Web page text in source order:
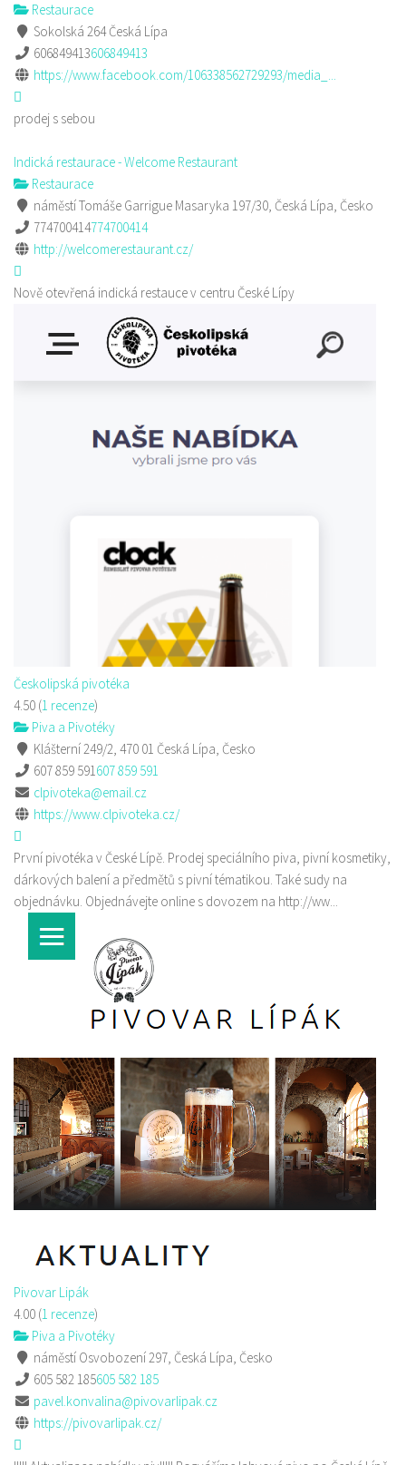
Restaurace
Sokolská 264 Česká Lípa
606849413606849413
https://www.facebook.com/106338562729293/media_...
prodej s sebou
Indická restaurace - Welcome Restaurant
Restaurace
náměstí Tomáše Garrigue Masaryka 197/30, Česká Lípa, Česko
774700414774700414
http://welcomerestaurant.cz/
Nově otevřená indická restauce v centru České Lípy
Českolipská pivotéka
4.50 (1 recenze)
Piva a Pivotéky
Klášterní 249/2, 470 01 Česká Lípa, Česko
607 859 591607 859 591
clpivoteka@email.cz
https://www.clpivoteka.cz/
První pivotéka v České Lípě. Prodej speciálního piva, pivní kosmetiky,
dárkových balení a předmětů s pivní tématikou. Také sudy na
objednávku. Objednávejte online s dovozem na http://ww...
Pivovar Lipák
4.00 (1 recenze)
Piva a Pivotéky
náměstí Osvobození 297, Česká Lípa, Česko
605 582 185605 582 185
pavel.konvalina@pivovarlipak.cz
https://pivovarlipak.cz/